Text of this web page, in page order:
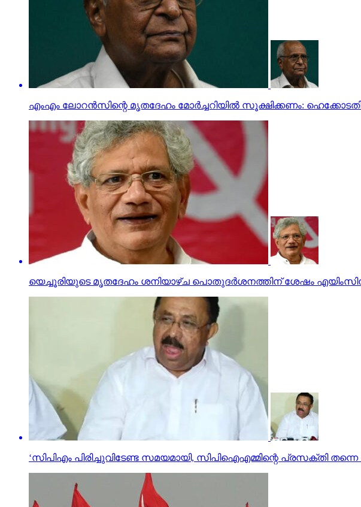
എംഎം ലോറന്‍സിന്റെ മൃതദേഹം മോര്‍ച്ചറിയില്‍ സൂക്ഷിക്കണം: ഹെക്കോടതി
യെച്ചൂരിയുടെ മൃതദേഹം ശനിയാഴ്ച പൊതുദര്‍ശനത്തിന് ശേഷം
‘സിപിഎം പിരിച്ചുവിടേണ്ട സമയമായി, സിപിഐഎമ്മിന്റെ പ്രസക്തി തന്നെ